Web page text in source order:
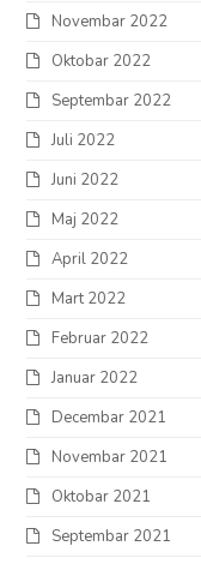
Novembar 2022
Oktobar 2022
Septembar 2022
Juli 2022
Juni 2022
Maj 2022
April 2022
Mart 2022
Februar 2022
Januar 2022
Decembar 2021
Novembar 2021
Oktobar 2021
Septembar 2021